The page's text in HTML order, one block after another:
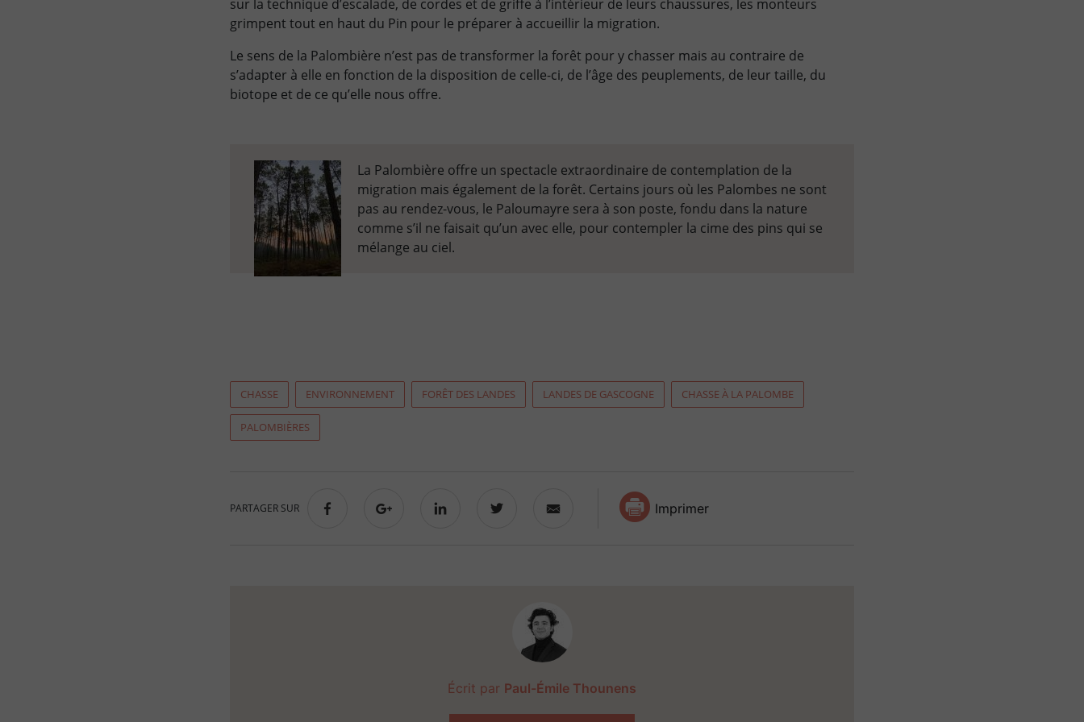
sur la technique d’escalade, de cordes et de griffe à l’intérieur de leurs chaussures, les monteurs
grimpent tout en haut du Pin pour le préparer à accueillir la migration.
Le sens de la Palombière n’est pas de transformer la forêt pour y chasser mais au contraire de
s’adapter à elle en fonction de la disposition de celle-ci, de l’âge des peuplements, de leur taille, du
biotope et de ce qu’elle nous offre.
La Palombière offre un spectacle extraordinaire de contemplation de la
migration mais également de la forêt. Certains jours où les Palombes ne sont
pas au rendez-vous, le Paloumayre sera à son poste, fondu dans la nature
comme s’il ne faisait qu’un avec elle, pour contempler la cime des pins qui se
mélange au ciel.
CHASSE ENVIRONNEMENT FORÊT DES LANDES LANDES DE GASCOGNE CHASSE À LA PALOMBE
PALOMBIÈRES
PARTAGER SUR Imprimer
Écrit par Paul-Émile Thounens